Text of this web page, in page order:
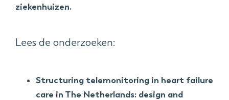
ziekenhuizen.
Lees de onderzoeken:
Structuring telemonitoring in heart failure
care in The Netherlands: design and